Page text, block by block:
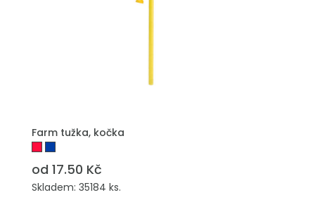
Farm tužka, kočka
od 17.50 Kč
Skladem: 35184 ks.